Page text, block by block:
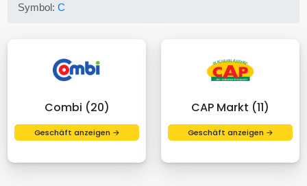
Symbol:C
Combi (20)
Geschäft anzeigen →
CAP Markt (11)
Geschäft anzeigen →